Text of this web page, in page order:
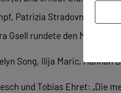
Patrizia Stradovnik und
Gsell rundete den
Song, Ilija Maric,
und Tobias Ehret: „Die